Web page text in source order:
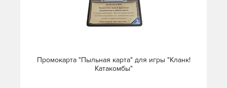
Промокарта "Пыльная карта" для игры "Кланк!
Катакомбы"